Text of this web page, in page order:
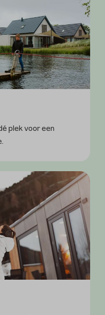
plek voor een